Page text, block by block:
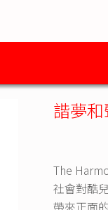
諧夢
The
社會對酷
帶來正面